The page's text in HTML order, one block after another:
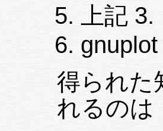
上記
得られた
れるのは